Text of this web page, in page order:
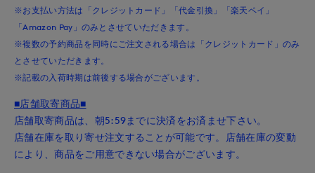
※お支払い方法は「クレジットカード」「代金引換」「楽天ペイ」
「Amazon Pay」のみとさせていただきます。
※複数の予約商品を同時にご注文される場合は「クレジットカード」のみ
とさせていただきます。
※記載の入荷時期は前後する場合がございます。
■店舗取寄商品■
店舗取寄商品は、朝5:59までに決済をお済ませ下さい。
店舗在庫を取り寄せ注文することが可能です。店舗在庫の変動
により、商品をご用意できない場合がございます。